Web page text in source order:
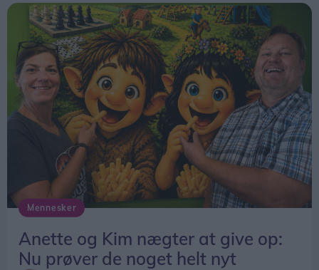
Mennesker
Anette og Kim nægter at give op:
Nu prøver de noget helt nyt